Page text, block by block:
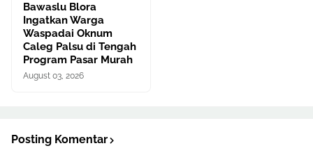
Bawaslu Blora
Ingatkan Warga
Waspadai Oknum
Caleg Palsu di Tengah
Program Pasar Murah
August 03, 2026
Posting Komentar